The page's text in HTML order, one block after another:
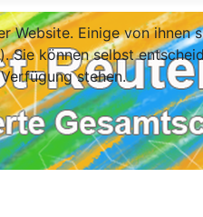
Website. Einige von
Sie können selbst
stehen.